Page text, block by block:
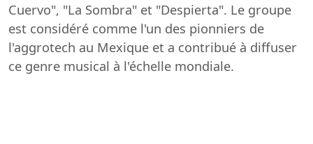
Cuervo", "La Sombra" et "Despierta". Le groupe
est considéré comme l'un des pionniers de
l'aggrotech au Mexique et a contribué à diffuser
ce genre musical à l'échelle mondiale.